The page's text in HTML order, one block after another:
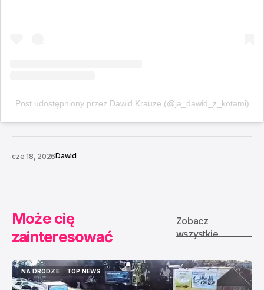
Post udostępniony przez Dawid Krauze (@ja_dawid_z_kotami)
cze 18, 2026Dawid
Może cię
zainteresować
Zobacz
wszystkie
NA DRODZE
NA DRODZE
TOP NEWS
TOP NEWS